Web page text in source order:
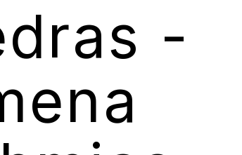
-